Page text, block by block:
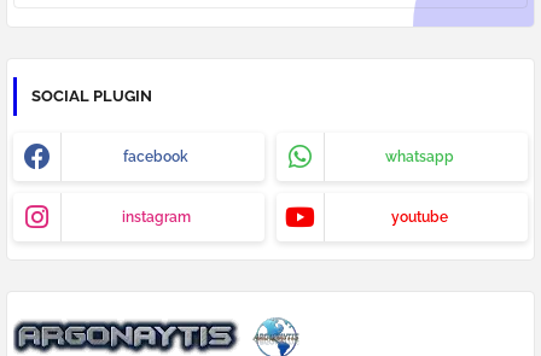
SOCIAL PLUGIN
facebook whatsapp
instagram youtube